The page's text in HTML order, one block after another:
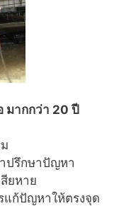
มากกว่า 20 ปี
ปรึกษาปัญหา
ยหาย
แก้ปัญหาให้ตรงจุด